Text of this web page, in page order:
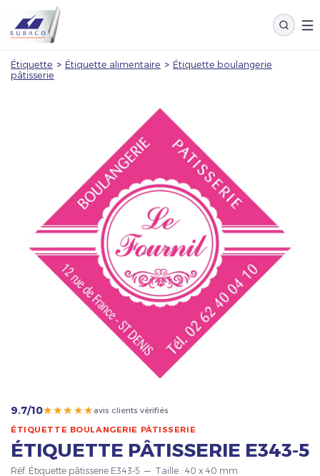
Étiquette > Étiquette alimentaire > Étiquette boulangerie
pâtisserie
9.7/10★★★★★avis clients vérifiés
ÉTIQUETTE BOULANGERIE PÂTISSERIE
ÉTIQUETTE PÂTISSERIE E343-5
Réf. Étiquette pâtisserie E343-5 — Taille : 40 x 40 mm